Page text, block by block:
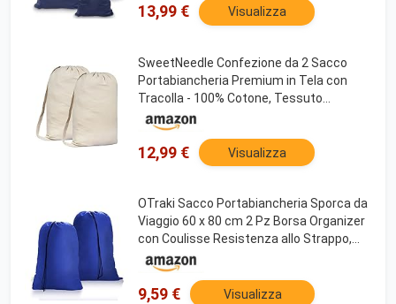
13,99 € Visualizza
SweetNeedle Confezione da 2 Sacco
Portabiancheria Premium in Tela con
Tracolla - 100% Cotone, Tessuto
Resistente, Coulisse con Chiusura a
Cordoncino, Cesti Portabiancheria,
Bianco Crema, 75x56 CM 40L
12,99 € Visualizza
OTraki Sacco Portabiancheria Sporca da
Viaggio 60 x 80 cm 2 Pz Borsa Organizer
con Coulisse Resistenza allo Strappo,
per Il Bucato Pieghevole Borse
Portaoggetti per Dormitorio, Lavanderia,
Scuola
9,59 € Visualizza